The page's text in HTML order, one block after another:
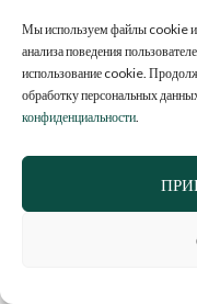
Мы используем файлы cookie и
анализа поведения
использование cookie.
обработку персональных
конфиденциальности.
Отказаться
нагрузок
Не делать
лица, чистки
На